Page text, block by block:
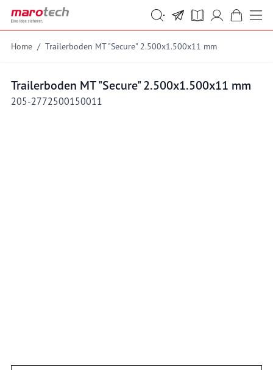
Skip to Content
Suche
Suche
Home / Trailerboden MT "Secure" 2.500x1.500x11 mm
Trailerboden MT "Secure" 2.500x1.500x11 mm
205-2772500150011